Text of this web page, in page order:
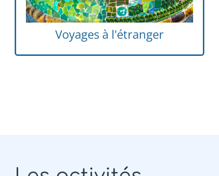
Voyages à l'étranger